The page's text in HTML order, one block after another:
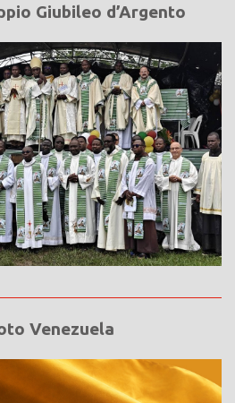
Giubileo d’Argento
Venezuela